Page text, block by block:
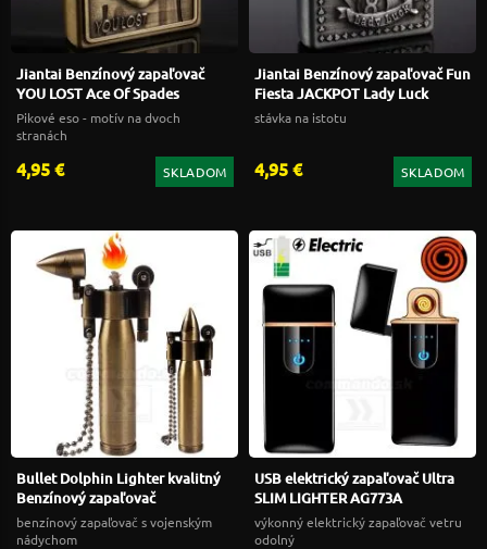
Jiantai Benzínový zapaľovač
YOU LOST Ace Of Spades
Pikové eso - motív na dvoch
stranách
4,95 € SKLADOM
Jiantai Benzínový zapaľovač Fun
Fiesta JACKPOT Lady Luck
stávka na istotu
4,95 € SKLADOM
Bullet Dolphin Lighter kvalitný
Benzínový zapaľovač
benzínový zapaľovač s vojenským
nádychom
USB elektrický zapaľovač Ultra
SLIM LIGHTER AG773A
výkonný elektrický zapaľovač vetru
odolný